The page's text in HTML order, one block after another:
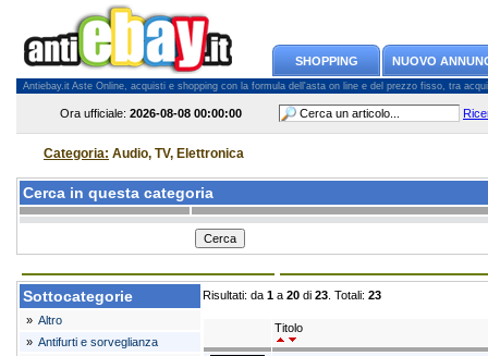
SHOPPING NUOVO
Antiebay.it Aste Online, acquisti e shopping con la formula dell'asta on line e del prezzo fisso, tra
Ora ufficiale: 2026-08-08 00:00:00
Categoria: Audio, TV, Elettronica
Cerca in questa categoria
Sottocategorie
» Altro
» Antifurti e sorveglianza
Risultati: da 1 a 20 di 23 . Totali: 23
Titolo